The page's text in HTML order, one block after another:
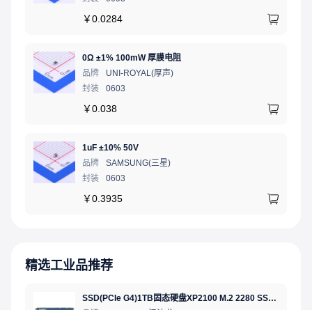
￥0.0284
0Ω ±1% 100mW 厚膜电阻
品牌
UNI-ROYAL(厚声)
封装
0603
￥0.038
1uF ±10% 50V
品牌
SAMSUNG(三星)
封装
0603
￥0.3935
精选工业品推荐
SSD(PCIe G4)1TB固态硬盘XP2100 M.2 2280 SSD NVMe